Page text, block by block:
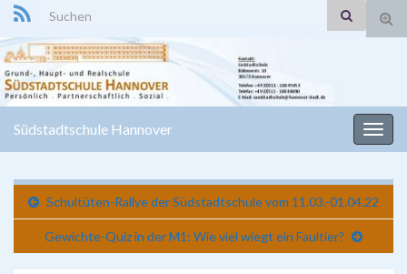
Search for:
Südstadtschule Hannover
Schultüten-Rallye der Südstadtschule vom 11.03.-01.04.22
Gewichte-Quiz in der M1: Wie viel wiegt ein Faultier?